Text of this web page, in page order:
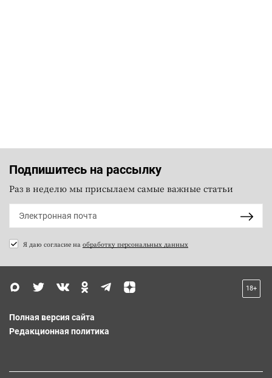
Подпишитесь на рассылку
Раз в неделю мы присылаем самые важные статьи
Я даю согласие на обработку персональных данных
18+
Полная версия сайта
Редакционная политика